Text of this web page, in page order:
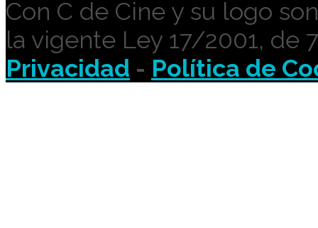
Con C de Cine y su logo
la vigente Ley 17/2001, de
Privacidad - Política de